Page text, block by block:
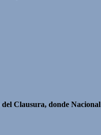
Clausura, donde